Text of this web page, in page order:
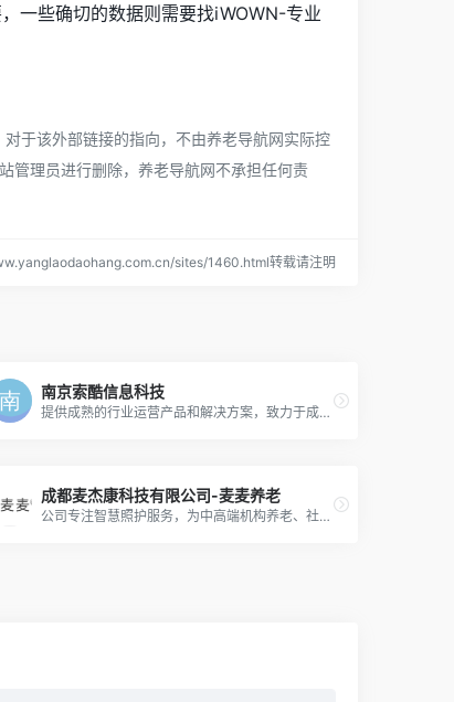
一些确切的数据则需要找iWOWN-专业
于该外部链接的指向，不由养老导航网实际控
管理员进行删除，养老导航网不承担任何责
sites/1460.html转载请注明
南京索酷信息科技
提供成熟的行业运营产品和解决方案，致力于成为中国领先的养老信息化平台服务提供商和大健康产业信息化服务提供商。
成都麦杰康科技有限公司-麦麦养老
公司专注智慧照护服务，为中高端机构养老、社区及居家养老提供全面的软硬件智慧照护解决方案，降低养老服务照护风险、提高照护效率、助力品牌建设。